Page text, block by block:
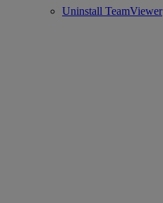
Uninstall TeamViewer